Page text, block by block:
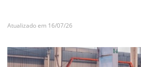
Atualizado em 16/07/26